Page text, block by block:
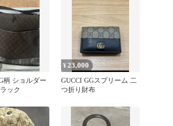
柄 ショルダー
ック
¥ 23,000
GUCCI GGスプリーム 二
つ折り財布